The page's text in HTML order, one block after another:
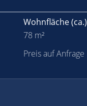
Wohnfläche(ca.)
78 m²
Preis auf Anfrage